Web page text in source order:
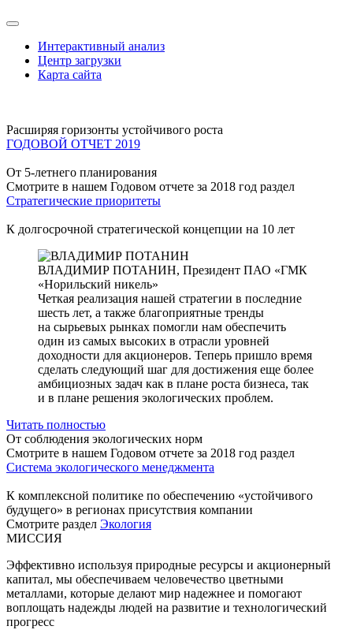
Интерактивный анализ
Центр загрузки
Карта сайта
Расширяя горизонты устойчивого роста
ГОДОВОЙ ОТЧЕТ 2019
От 5-летнего планирования
Смотрите в нашем Годовом отчете за 2018 год раздел
Стратегические приоритеты
К долгосрочной стратегической концепции на 10 лет
ВЛАДИМИР ПОТАНИН, Президент ПАО «ГМК
«Норильский никель»
Четкая реализация нашей стратегии в последние
шесть лет, а также благоприятные тренды
на сырьевых рынках помогли нам обеспечить
один из самых высоких в отрасли уровней
доходности для акционеров. Теперь пришло время
сделать следующий шаг для достижения еще более
амбициозных задач как в плане роста бизнеса, так
и в плане решения экологических проблем.
Читать полностью
От соблюдения экологических норм
Смотрите в нашем Годовом отчете за 2018 год раздел
Система экологического менеджмента
К комплексной политике по обеспечению «устойчивого
будущего» в регионах присутствия компании
Смотрите раздел Экология
МИССИЯ
Эффективно используя природные ресурсы и акционерный
капитал, мы обеспечиваем человечество цветными
металлами, которые делают мир надежнее и помогают
воплощать надежды людей на развитие и технологический
прогресс